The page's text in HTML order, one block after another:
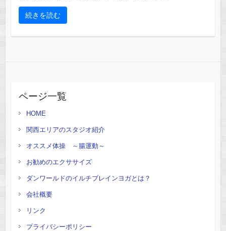
続きを読む
ページ一覧
HOME
関西エリアのスタジオ紹介
オススメ体操 ～腸運動～
お勧めのエクササイズ
ダンワールドのイルチブレインヨガとは？
会社概要
リンク
プライバシーポリシー